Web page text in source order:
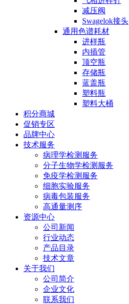
减压阀
Swagelok接头
通用色谱耗材
进样瓶
内插管
顶空瓶
存储瓶
蓝盖瓶
塑料瓶
塑料大桶
积分商城
促销专区
品牌中心
技术服务
病理学检测服务
分子生物学检测服务
免疫学检测服务
细胞实验服务
病毒包装服务
高通量测序
资源中心
公司新闻
行业动态
产品目录
技术文章
关于我们
公司简介
企业文化
联系我们